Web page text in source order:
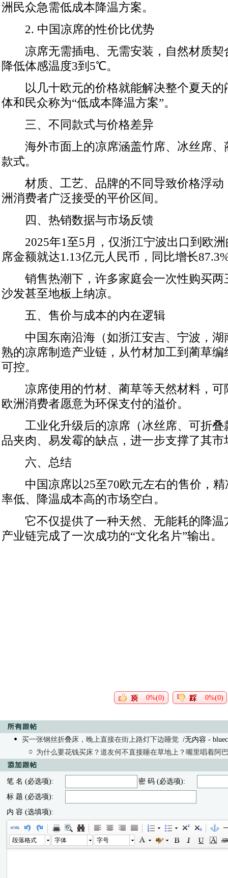
洲民众急需低成本降温方案。
2. 中国凉席的性价比优势
凉席无需插电、无需安装，自然材质
降低体感温度3到5℃。
以几十欧元的价格就能解决整个夏天
体和民众称为“低成本降温方案”。
三、不同款式与价格差异
海外市面上的凉席涵盖竹席、冰丝席
款式。
材质、工艺、品牌的不同导致价格浮
洲消费者广泛接受的平价区间。
四、热销数据与市场反馈
2025年1至5月，仅浙江宁波出口到欧
席金额就达1.13亿元人民币，同比增长
销售热潮下，许多家庭会一次性购买
沙发甚至地板上纳凉。
五、售价与成本的内在逻辑
中国东南沿海（如浙江安吉、宁波，
熟的凉席制造产业链，从竹材加工到蔺草
可控。
凉席使用的竹材、蔺草等天然材料，
欧洲消费者愿意为环保支付的溢价。
工业化升级后的凉席（冰丝席、可折
品夹肉、易发霉的缺点，进一步支撑了其市
六、总结
中国凉席以25至70欧元左右的售价，
率低、降温成本高的市场空白。
它不仅提供了一种天然、无能耗的降
产业链完成了一次成功的“文化名片”输出。
0%(0) 0%(0)
买一张钢丝折叠床，晚上直接在街上路灯下边睡觉 /无内容 -
为什么要花钱买床？道友何不直接睡在草地上？嘴里唱着阿
笔 名 (必选项):
密 码 (必选项):
标 题 (必选项):
内 容 (选填项):
段落格式 字体 字号